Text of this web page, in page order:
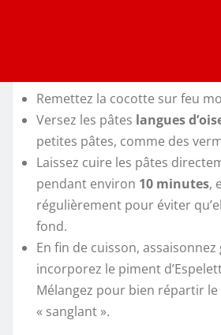
Remettez la cocotte sur feu
Versez les pâtes langues
petites pâtes, comme des
Laissez cuire les pâtes
pendant environ 10 minutes,
régulièrement pour éviter
fond.
En fin de cuisson,
incorporez le piment
Mélangez pour bien répartir
« sanglant ».